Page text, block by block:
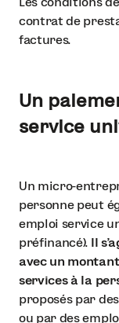
contrat de
factures.
Un
service
Un micro-
personne peut
emploi service
préfinancé). Il
avec un
services à la
proposés par
ou par des